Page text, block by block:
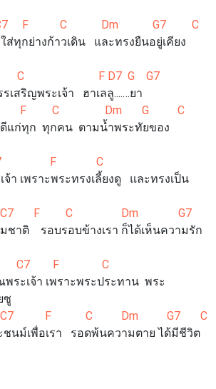
C Dm G7 C
ส่ทุกย่างก้าวเดิน และทรงยืนอยู่เคียง
D7 G G7
สริญพระเจ้า ฮาเลลู....…ยา
Dm G C
ก่ทุก ทุกคน ตามน้ำพระทัยของ
C7 F C
า เพราะพระทรงเลี้ยงดู และทรงเป็น
F C Dm G7
ชาติ รอบรอบข้างเรา ก็ได้เห็นความรัก
C7 F C Dm
เจ้า เพราะพระประทาน พระ
ซู
C Dm G7 C
เพื่อเรา รอดพ้นความตาย ได้มีชีวิต